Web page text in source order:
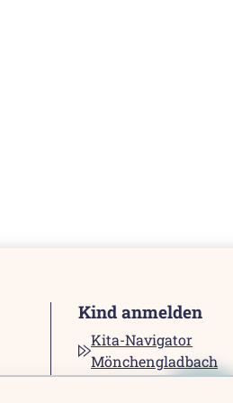
Kind anmelden
Kita-Navigator
Mönchengladbach
Kita-Navigator Kreis